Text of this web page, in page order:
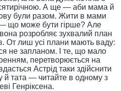
А ще — аби мама й
були разом. Жити в мами
що може бути гірше? Але
розробляє зухвалий план
От лиш усі плани мають ваду:
не запланом. І те, що мало
перетворюється на
Астрід таки здійснити
й тата — читайте в одному з
Генріксена.